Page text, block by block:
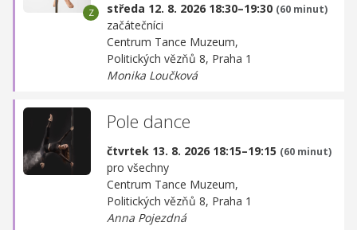
středa 12. 8. 2026 18:30–19:30 (60 minut)
začátečníci
Centrum Tance Muzeum,
Politických vězňů 8, Praha 1
Monika Loučková
Pole dance
čtvrtek 13. 8. 2026 18:15–19:15 (60 minut)
pro všechny
Centrum Tance Muzeum,
Politických vězňů 8, Praha 1
Anna Pojezdná